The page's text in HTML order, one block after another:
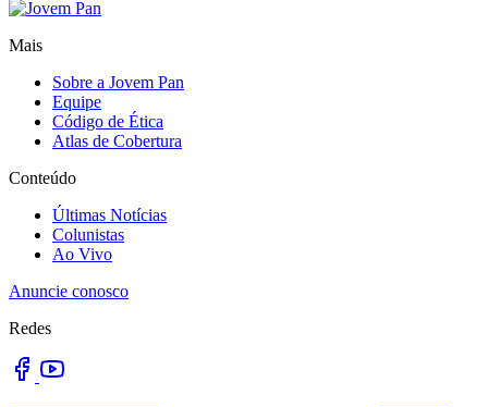
Mais
Sobre a Jovem Pan
Equipe
Código de Ética
Atlas de Cobertura
Conteúdo
Últimas Notícias
Colunistas
Ao Vivo
Anuncie conosco
Redes